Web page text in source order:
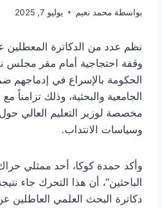
بواسطة محمد نعيم يوليو 7, 2025
نظم عدد من الدكاترة المعطلين
وقفة احتجاجية أمام مقر مجلس
الحكومة بالإسراع في
الجامعية والبحثية، وذلك تزامناً
مخصصة لوزير التعليم العالي
وسياسات الانتداب.
وأكد حمدة كوكا، أحد ممثلي
الباحثين”، أن هذا التحرك جاء
دكاترة البحث العلمي العاطلين